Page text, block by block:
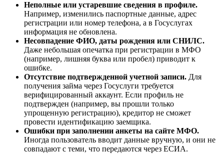
Неполные или устаревшие сведения в профиле.
Например, изменились паспортные данные, адрес
регистрации или номер телефона, а в Госуслугах
информация не обновлена.
Несовпадение ФИО, даты рождения или СНИЛС.
Даже небольшая опечатка при регистрации в МФО
(например, лишняя буква или пробел) приводит к
ошибке.
Отсутствие подтвержденной учетной записи. Для
получения займа через Госуслуги требуется
верифицированный аккаунт. Если профиль не
подтвержден (например, вы прошли только
упрощенную регистрацию), кредитор не сможет
провести идентификацию заемщика.
Ошибки при заполнении анкеты на сайте МФО.
Иногда пользователь вводит данные вручную, и они не
совпадают с теми, что передаются через ЕСИА.